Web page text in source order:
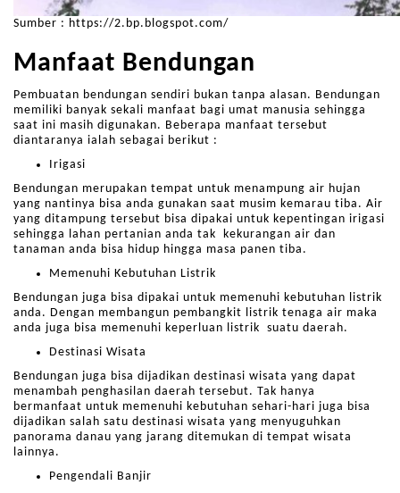
Sumber : https://2.bp.blogspot.com/
Manfaat Bendungan
Pembuatan bendungan sendiri bukan tanpa alasan. Bendungan
memiliki banyak sekali manfaat bagi umat manusia sehingga
saat ini masih digunakan. Beberapa manfaat tersebut
diantaranya ialah sebagai berikut :
Irigasi
Bendungan merupakan tempat untuk menampung air hujan
yang nantinya bisa anda gunakan saat musim kemarau tiba. Air
yang ditampung tersebut bisa dipakai untuk kepentingan irigasi
sehingga lahan pertanian anda tak kekurangan air dan
tanaman anda bisa hidup hingga masa panen tiba.
Memenuhi Kebutuhan Listrik
Bendungan juga bisa dipakai untuk memenuhi kebutuhan listrik
anda. Dengan membangun pembangkit listrik tenaga air maka
anda juga bisa memenuhi keperluan listrik suatu daerah.
Destinasi Wisata
Bendungan juga bisa dijadikan destinasi wisata yang dapat
menambah penghasilan daerah tersebut. Tak hanya
bermanfaat untuk memenuhi kebutuhan sehari-hari juga bisa
dijadikan salah satu destinasi wisata yang menyuguhkan
panorama danau yang jarang ditemukan di tempat wisata
lainnya.
Pengendali Banjir